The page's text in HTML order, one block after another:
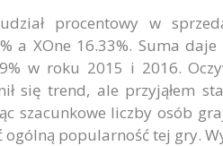
procentowy w
a XOne 16.33%. Suma
w roku 2015 i 2016.
się trend, ale przyjąłem
szacunkowe liczby osób
ogólną popularność tej gry.